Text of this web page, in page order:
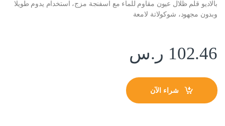
بالاديو قلم ظلال عيون مقاوم للماء مع اسفنجة مزج، استخدام يدوم طويلا
وبدون مجهود، شوكولاتة لامعة
102.46 ر.س
شراء الآن